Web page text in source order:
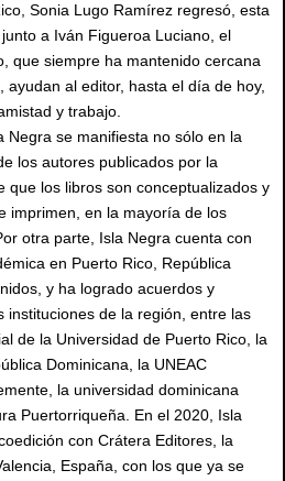
Sonia Lugo Ramírez regresó, esta
a Iván Figueroa Luciano, el
que siempre ha mantenido cercana
ayudan al editor, hasta el día de hoy,
y trabajo.
Negra se manifiesta no sólo en la
los autores publicados por la
que los libros son conceptualizados y
imprimen, en la mayoría de los
otra parte, Isla Negra cuenta con
en Puerto Rico, República
y ha logrado acuerdos y
instituciones de la región, entre las
de la Universidad de Puerto Rico, la
Dominicana, la UNEAC
la universidad dominicana
Puertorriqueña. En el 2020, Isla
con Crátera Editores, la
España, con los que ya se